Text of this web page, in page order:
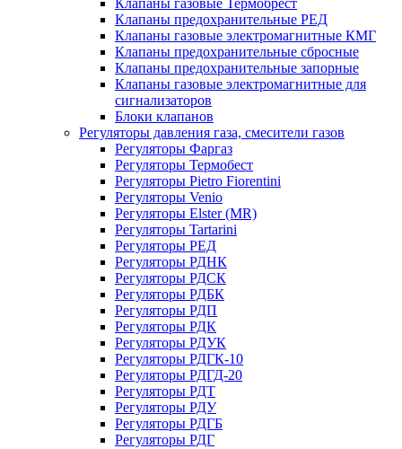
Клапаны газовые Термобрест
Клапаны предохранительные РЕД
Клапаны газовые электромагнитные КМГ
Клапаны предохранительные сбросные
Клапаны предохранительные запорные
Клапаны газовые электромагнитные для
сигнализаторов
Блоки клапанов
Регуляторы давления газа, смесители газов
Регуляторы Фаргаз
Регуляторы Термобест
Регуляторы Pietro Fiorentini
Регуляторы Venio
Регуляторы Elster (MR)
Регуляторы Tartarini
Регуляторы РЕД
Регуляторы РДНК
Регуляторы РДСК
Регуляторы РДБК
Регуляторы РДП
Регуляторы РДК
Регуляторы РДУК
Регуляторы РДГК-10
Регуляторы РДГД-20
Регуляторы РДТ
Регуляторы РДУ
Регуляторы РДГБ
Регуляторы РДГ